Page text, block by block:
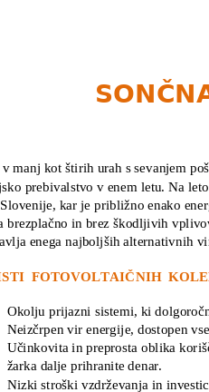
v manj kot štirih urah s sevanjem
prebivalstvo v enem letu. Na
kar je približno enako
brezplačno in brez škodljivih
enega najboljših alternativnih
FOTOVOLTAIČNIH
Okolju prijazni sistemi, ki
Neizčrpen vir energije, dostopen
Učinkovita in preprosta oblika
žarka dalje prihranite denar.
Nizki stroški vzdrževanja in